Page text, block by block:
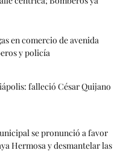
en comercio de avenida
y policía
falleció César Quijano
se pronunció a favor
Hermosa y desmantelar las